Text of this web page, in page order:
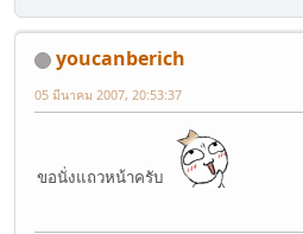
youcanberich
05 มีนาคม 2007, 20:53:37
ขอนั่งแถวหน้าครับ